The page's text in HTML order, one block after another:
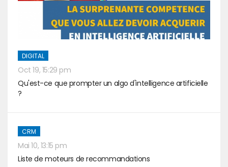
DIGITAL
Oct 19, 15:29 pm
Qu'est-ce que prompter un algo d'intelligence artificielle
?
CRM
Mai 10, 13:15 pm
Liste de moteurs de recommandations